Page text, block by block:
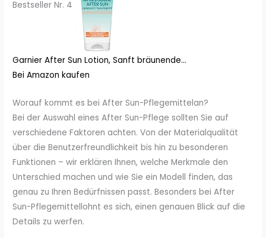
Bestseller Nr. 4
Garnier After Sun Lotion, Sanft bräunende...
Bei Amazon kaufen
Worauf kommt es bei After Sun-Pflegemittelan?
Bei der Auswahl eines After Sun-Pflege sollten Sie auf
verschiedene Faktoren achten. Von der Materialqualität
über die Benutzerfreundlichkeit bis hin zu besonderen
Funktionen – wir erklären Ihnen, welche Merkmale den
Unterschied machen und wie Sie ein Modell finden, das
genau zu Ihren Bedürfnissen passt. Besonders bei After
Sun-Pflegemittellohnt es sich, einen genauen Blick auf die
Details zu werfen.